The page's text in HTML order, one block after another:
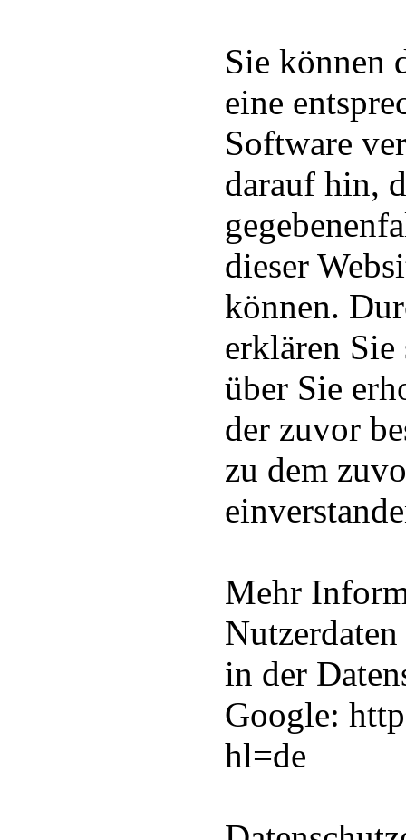
Sie können
eine
Software
darauf hin,
dieser
können.
erklären
über Sie
der zuvor
zu dem
Mehr
in der
Google:
hl=de